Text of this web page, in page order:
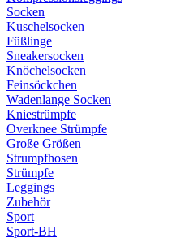
Socken
Kuschelsocken
Füßlinge
Sneakersocken
Knöchelsocken
Feinsöckchen
Wadenlange Socken
Kniestrümpfe
Overknee Strümpfe
Große Größen
Strumpfhosen
Strümpfe
Leggings
Zubehör
Sport
Sport-BH